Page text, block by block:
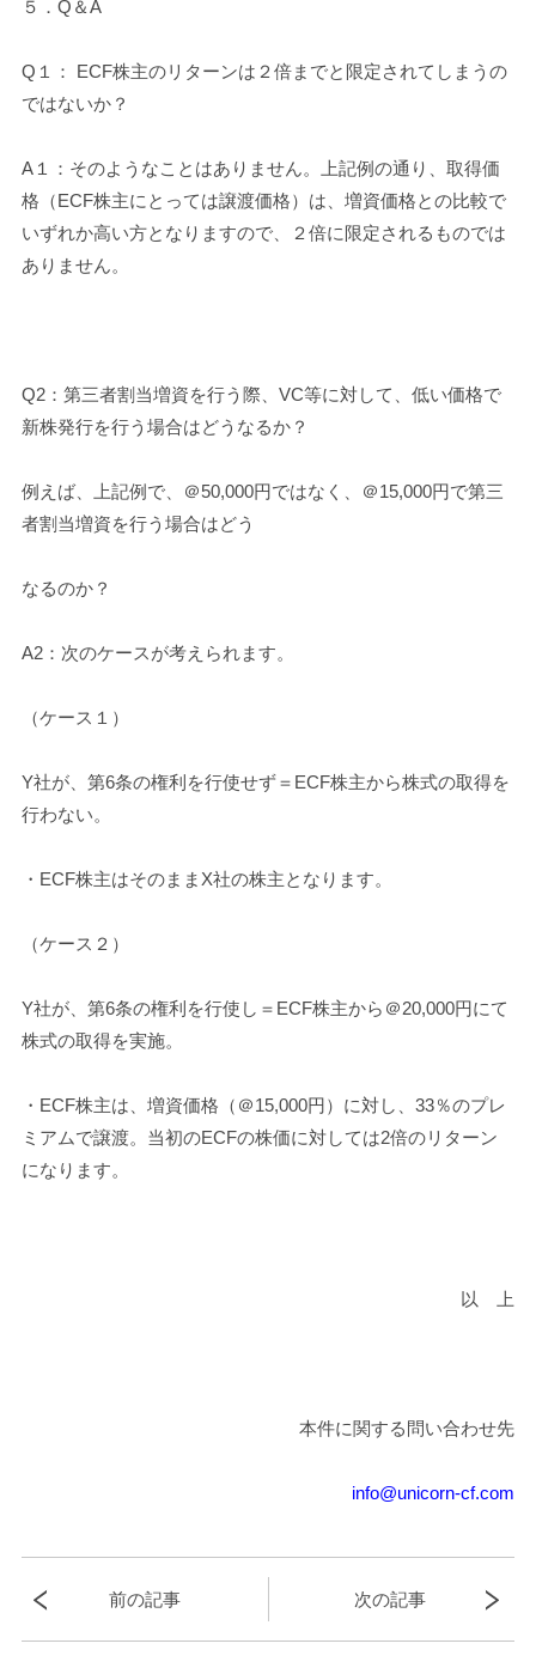
５．Q＆A
Q１： ECF株主のリターンは２倍までと限定されてしまうの
ではないか？
A１：そのようなことはありません。上記例の通り、取得価
格（ECF株主にとっては譲渡価格）は、増資価格との比較で
いずれか高い方となりますので、２倍に限定されるものでは
ありません。
Q2：第三者割当増資を行う際、VC等に対して、低い価格で
新株発行を行う場合はどうなるか？
例えば、上記例で、＠50,000円ではなく、＠15,000円で第三
者割当増資を行う場合はどう
なるのか？
A2：次のケースが考えられます。
（ケース１）
Y社が、第6条の権利を行使せず＝ECF株主から株式の取得を
行わない。
・ECF株主はそのままX社の株主となります。
（ケース２）
Y社が、第6条の権利を行使し＝ECF株主から＠20,000円にて
株式の取得を実施。
・ECF株主は、増資価格（＠15,000円）に対し、33％のプレ
ミアムで譲渡。当初のECFの株価に対しては2倍のリターン
になります。
以 上
本件に関する問い合わせ先
info@unicorn-cf.com
前の記事 次の記事